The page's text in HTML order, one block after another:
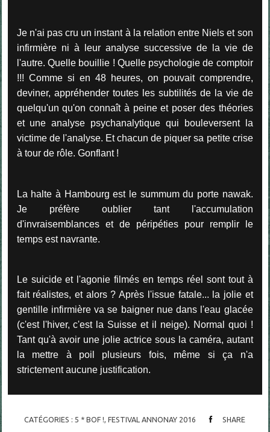
Je n'ai pas cru un instant à la relation entre Niels et son
infirmière ni à leur analyse successive de la vie de
l'autre. Quelle bouillie ! Quelle psychologie de comptoir
!!! Comme si en 48 heures, on pouvait comprendre,
deviner, appréhender toutes les subtilités de la vie de
quelqu'un qu'on connaît à peine et poser des théories
et une analyse psychanalytique qui bouleversent la
victime de l'analyse. Et chacun de piquer sa petite crise
à tour de rôle. Gonflant !
La halte à Hambourg est le summum du porte nawak.
Je préfère oublier tant l'accumulation
d'invraisemblances et de péripéties pour remplir le
temps est navrante.
Le suicide et l'agonie filmés en temps réel sont tout à
fait réalistes, et alors ? Après l'issue fatale... la jolie et
gentille infirmière va se baigner nue dans l'eau glacée
(c'est l'hiver, c'est la Suisse et il neige). Normal quoi !
Tant qu'à avoir une jolie actrice sous la caméra, autant
la mettre à poil plusieurs fois, même si ça n'a
strictement aucune justification.
CATÉGORIES :5 * BOF !,FESTIVAL ANNONAY 2016 SHARE